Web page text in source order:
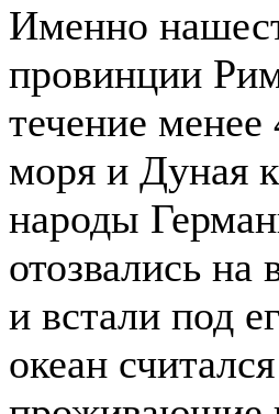
Именно
провинции
течение менее
моря и Дуная
народы
отозвались
и встали под
океан